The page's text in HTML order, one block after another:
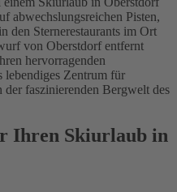
abwechslungsreichen Pisten,
den Sternerestaurants im Ort
von Oberstdorf entfernt
hervorragenden
lebendiges Zentrum für
faszinierenden Bergwelt des
Ihren Skiurlaub in